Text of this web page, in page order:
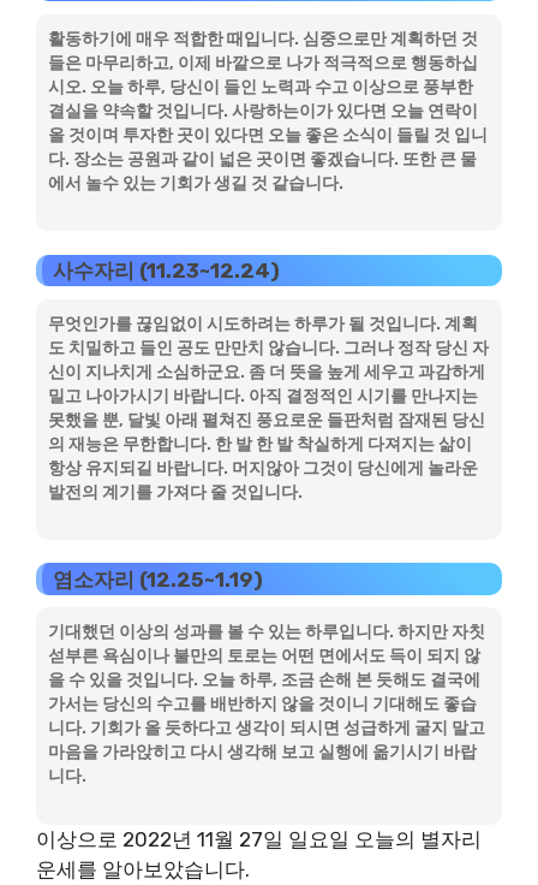
활동하기에 매우 적합한 때입니다. 심중으로만 계획하던 것
들은 마무리하고, 이제 바깥으로 나가 적극적으로 행동하십
시오. 오늘 하루, 당신이 들인 노력과 수고 이상으로 풍부한
결실을 약속할 것입니다. 사랑하는이가 있다면 오늘 연락이
올 것이며 투자한 곳이 있다면 오늘 좋은 소식이 들릴 것 입니
다. 장소는 공원과 같이 넓은 곳이면 좋겠습니다. 또한 큰 물
에서 놀수 있는 기회가 생길 것 같습니다.
사수자리 (11.23~12.24)
무엇인가를 끊임없이 시도하려는 하루가 될 것입니다. 계획
도 치밀하고 들인 공도 만만치 않습니다. 그러나 정작 당신 자
신이 지나치게 소심하군요. 좀 더 뜻을 높게 세우고 과감하게
밀고 나아가시기 바랍니다. 아직 결정적인 시기를 만나지는
못했을 뿐, 달빛 아래 펼쳐진 풍요로운 들판처럼 잠재된 당신
의 재능은 무한합니다. 한 발 한 발 착실하게 다져지는 삶이
항상 유지되길 바랍니다. 머지않아 그것이 당신에게 놀라운
발전의 계기를 가져다 줄 것입니다.
염소자리 (12.25~1.19)
기대했던 이상의 성과를 볼 수 있는 하루입니다. 하지만 자칫
섣부른 욕심이나 불만의 토로는 어떤 면에서도 득이 되지 않
을 수 있을 것입니다. 오늘 하루, 조금 손해 본 듯해도 결국에
가서는 당신의 수고를 배반하지 않을 것이니 기대해도 좋습
니다. 기회가 올 듯하다고 생각이 되시면 성급하게 굴지 말고
마음을 가라앉히고 다시 생각해 보고 실행에 옮기시기 바랍
니다.
이상으로 2022년 11월 27일 일요일 오늘의 별자리
운세를 알아보았습니다.